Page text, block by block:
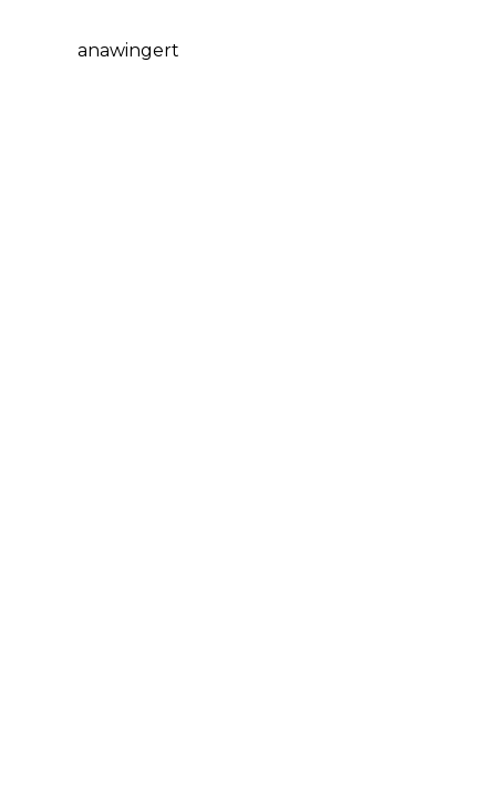
anawingert